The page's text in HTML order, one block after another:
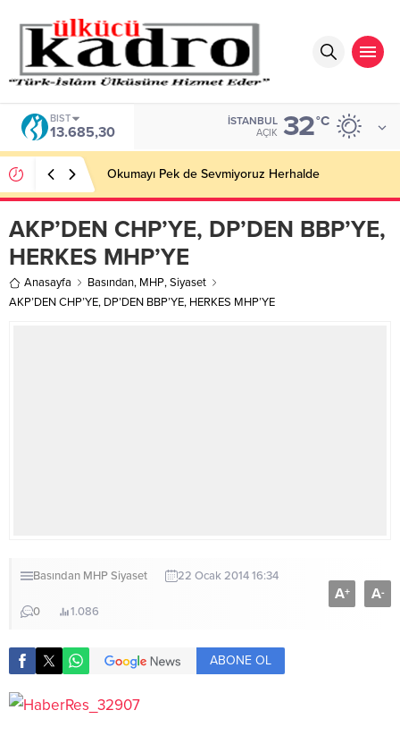
BIST
13.685,30
İSTANBUL
AÇIK 32°C
Okumayı Pek de Sevmiyoruz Herhalde
AKP’DEN CHP’YE, DP’DEN BBP’YE,
HERKES MHP’YE
Anasayfa Basından, MHP,Siyaset
AKP’DEN CHP’YE, DP’DEN BBP’YE, HERKES MHP’YE
Basından MHPSiyaset 22 Ocak 2014 16:34
0 1.086
A+ A-
ABONE OL